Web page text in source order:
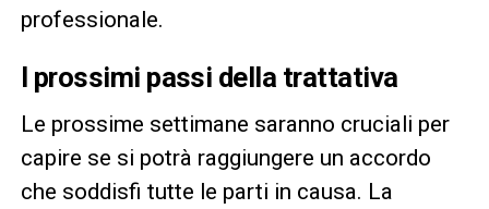
professionale.
I prossimi passi della trattativa
Le prossime settimane saranno cruciali per
capire se si potrà raggiungere un accordo
che soddisfi tutte le parti in causa. La